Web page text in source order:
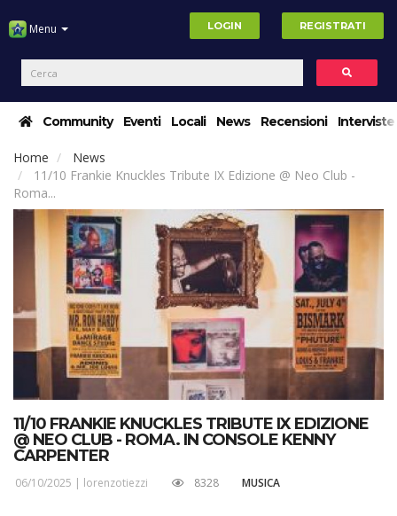
Menu LOGIN REGISTRATI
Community Eventi Locali News Recensioni Interviste
Home
News
11/10 Frankie Knuckles Tribute IX Edizione @ Neo Club -
Roma...
11/10 FRANKIE KNUCKLES TRIBUTE IX EDIZIONE
@ NEO CLUB - ROMA. IN CONSOLE KENNY
CARPENTER
06/10/2025 | lorenzotiezzi 8328 MUSICA